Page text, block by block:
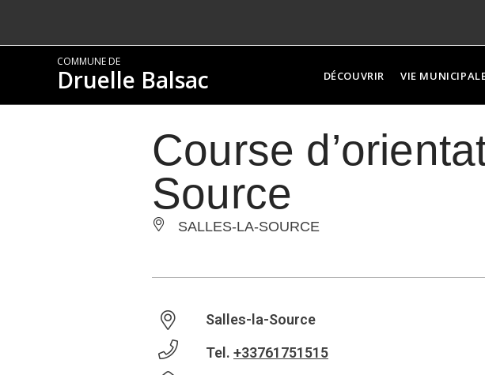
COMMUNE DE
Druelle Balsac DÉCOUVRIR VIE
Course
Source
SALLES-LA-SOURCE
Salles-la-Source
Tel. +33761751515